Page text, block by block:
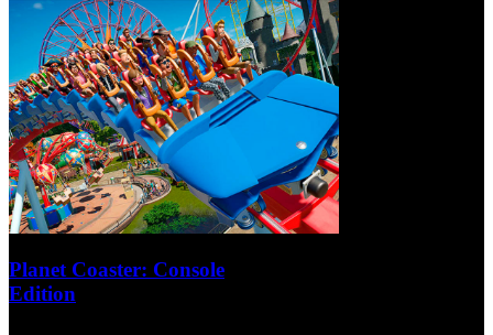
Planet Coaster: Console
Edition